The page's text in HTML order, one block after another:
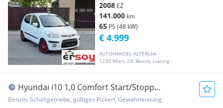
2008 EZ
141.000 km
65 PS (48 kW)
AUTOHANDEL ALTERLAA
1230 Wien, 23. Bezirk, Liesing
€ 4.999
Hyundai i10 1,0 Comfort Start/Stopp
Automatik
Benzin, Schaltgetriebe, gültiges Pickerl, Gewährleistung